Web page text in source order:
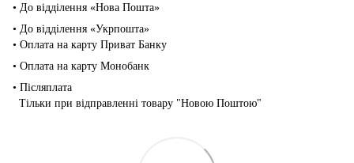
• До відділення «Нова Пошта»
• До відділення «Укрпошта»
• Оплата на карту Приват Банку
• Оплата на карту Монобанк
• Післяплата
Тільки при відправленні товару "Новою Поштою"